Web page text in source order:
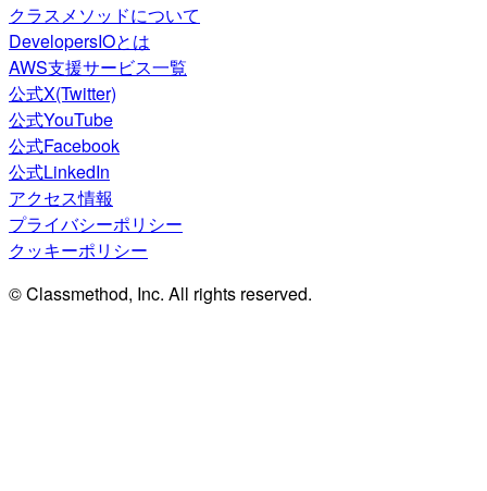
クラスメソッドについて
DevelopersIOとは
AWS支援サービス一覧
公式X(Twitter)
公式YouTube
公式Facebook
公式LinkedIn
アクセス情報
プライバシーポリシー
クッキーポリシー
© Classmethod, Inc. All rights reserved.